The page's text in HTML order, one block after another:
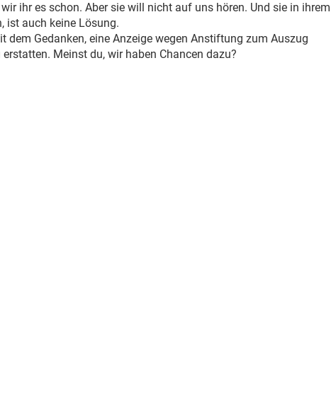
ihr es schon. Aber sie will nicht auf uns hören. Und sie in ihrem
ist auch keine Lösung.
dem Gedanken, eine Anzeige wegen Anstiftung zum Auszug
Meinst du, wir haben Chancen dazu?